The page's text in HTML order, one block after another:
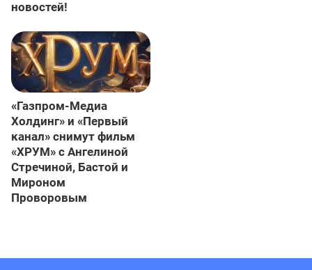
новостей!
«Газпром-Медиа
Холдинг» и «Первый
канал» снимут фильм
«ХРУМ» с Ангелиной
Стречиной, Бастой и
Мироном
Проворовым